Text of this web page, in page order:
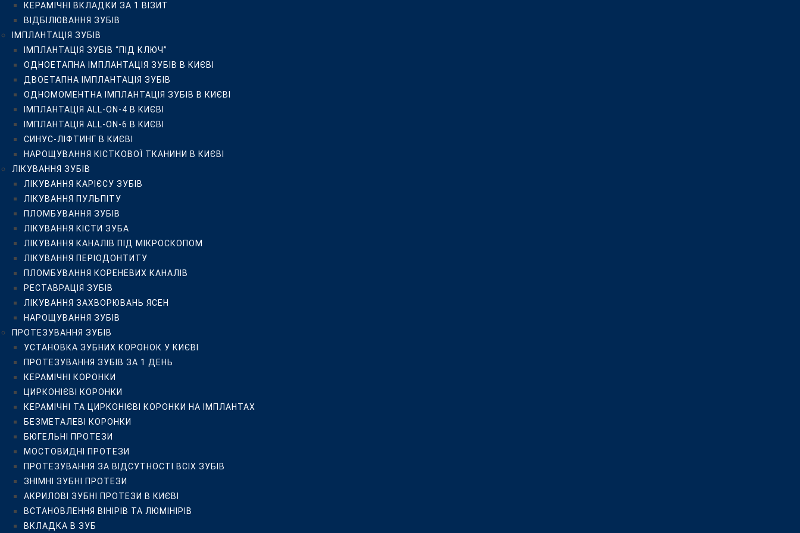
ЛІКУВАННЯ ЗУБІВ
ЛІКУВАННЯ КАРІЄСУ ЗУБІВ
ЛІКУВАННЯ ПУЛЬПІТУ
ПЛОМБУВАННЯ ЗУБІВ
ЛІКУВАННЯ КІСТИ ЗУБА
ЛІКУВАННЯ КАНАЛІВ ПІД МІКРОСКОПОМ
ЛІКУВАННЯ ПЕРІОДОНТИТУ
ПЛОМБУВАННЯ КОРЕНЕВИХ КАНАЛІВ
РЕСТАВРАЦІЯ ЗУБІВ
ЛІКУВАННЯ ЗАХВОРЮВАНЬ ЯСЕН
НАРОЩУВАННЯ ЗУБІВ
ПРОТЕЗУВАННЯ ЗУБІВ
УСТАНОВКА ЗУБНИХ КОРОНОК У КИЄВІ
ПРОТЕЗУВАННЯ ЗУБІВ ЗА 1 ДЕНЬ
КЕРАМІЧНІ КОРОНКИ
ЦИРКОНІЄВІ КОРОНКИ
КЕРАМІЧНІ ТА ЦИРКОНІЄВІ КОРОНКИ НА ІМПЛАНТАХ
БЕЗМЕТАЛЕВІ КОРОНКИ
БЮГЕЛЬНІ ПРОТЕЗИ
МОСТОВИДНІ ПРОТЕЗИ
ПРОТЕЗУВАННЯ ЗА ВІДСУТНОСТІ ВСІХ ЗУБІВ
ЗНІМНІ ЗУБНІ ПРОТЕЗИ
АКРИЛОВІ ЗУБНІ ПРОТЕЗИ В КИЄВІ
ВСТАНОВЛЕННЯ ВІНІРІВ ТА ЛЮМІНІРІВ
ВКЛАДКА В ЗУБ
ЛІКУВАННЯ ЯСЕН
ЛІКУВАННЯ ПАРОДОНТИТУ
ЛІКУВАННЯ ГІНГІВІТУ
ЛІКУВАННЯ ПАРОДОНТОЗУ
ЛІКУВАННЯ ЛАЗЕРОМ
ВЕКТОР-ТЕРАПІЯ ЯСЕН
ХІРУРГІЧНА СТОМАТОЛОГІЯ
ВИДАЛЕННЯ “ЗУБІВ МУДРОСТІ”
ВИДАЛЕННЯ ЗУБІВ
ІМПЛАНТАЦІЯ ЗУБІВ
ХІРУРГІЧНІ ОПЕРАЦІЇ НА ЩЕЛЕПАХ ТА ЯСНАХ
КЕРАМІЧНІ ВКЛАДКИ ЗА 1 ВІЗИТ
ВІДБІЛЮВАННЯ ЗУБІВ
ІМПЛАНТАЦІЯ ЗУБІВ
ІМПЛАНТАЦІЯ ЗУБІВ “ПІД КЛЮЧ”
ОДНОЕТАПНА ІМПЛАНТАЦІЯ ЗУБІВ В КИЄВІ
ДВОЕТАПНА ІМПЛАНТАЦІЯ ЗУБІВ
ОДНОМОМЕНТНА ІМПЛАНТАЦІЯ ЗУБІВ В КИЄВІ
ІМПЛАНТАЦІЯ ALL-ON-4 В КИЄВІ
ІМПЛАНТАЦІЯ ALL-ON-6 В КИЄВІ
СИНУС-ЛІФТИНГ В КИЄВІ
НАРОЩУВАННЯ КІСТКОВОЇ ТКАНИНИ В КИЄВІ
ЛІКУВАННЯ ЗУБІВ
ЛІКУВАННЯ КАРІЄСУ ЗУБІВ
ЛІКУВАННЯ ПУЛЬПІТУ
ПЛОМБУВАННЯ ЗУБІВ
ЛІКУВАННЯ КІСТИ ЗУБА
ЛІКУВАННЯ КАНАЛІВ ПІД МІКРОСКОПОМ
ЛІКУВАННЯ ПЕРІОДОНТИТУ
ПЛОМБУВАННЯ КОРЕНЕВИХ КАНАЛІВ
РЕСТАВРАЦІЯ ЗУБІВ
ЛІКУВАННЯ ЗАХВОРЮВАНЬ ЯСЕН
НАРОЩУВАННЯ ЗУБІВ
ПРОТЕЗУВАННЯ ЗУБІВ
УСТАНОВКА ЗУБНИХ КОРОНОК У КИЄВІ
ПРОТЕЗУВАННЯ ЗУБІВ ЗА 1 ДЕНЬ
КЕРАМІЧНІ КОРОНКИ
ЦИРКОНІЄВІ КОРОНКИ
КЕРАМІЧНІ ТА ЦИРКОНІЄВІ КОРОНКИ НА ІМПЛАНТАХ
БЕЗМЕТАЛЕВІ КОРОНКИ
БЮГЕЛЬНІ ПРОТЕЗИ
МОСТОВИДНІ ПРОТЕЗИ
ПРОТЕЗУВАННЯ ЗА ВІДСУТНОСТІ ВСІХ ЗУБІВ
ЗНІМНІ ЗУБНІ ПРОТЕЗИ
АКРИЛОВІ ЗУБНІ ПРОТЕЗИ В КИЄВІ
ВСТАНОВЛЕННЯ ВІНІРІВ ТА ЛЮМІНІРІВ
ВКЛАДКА В ЗУБ